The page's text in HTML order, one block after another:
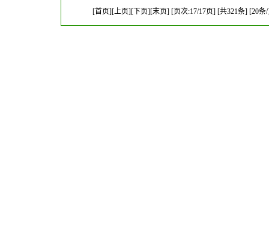
[首页][上页][下页][末页] [页次:17/17页] [共321条] [20条